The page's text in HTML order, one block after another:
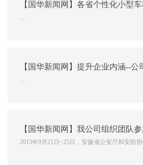
...
...
2013年9月21日~25日，安徽省公安厅和安防